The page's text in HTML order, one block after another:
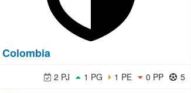
Colombia
5
0 PP
1 PE
1 PG
2 PJ